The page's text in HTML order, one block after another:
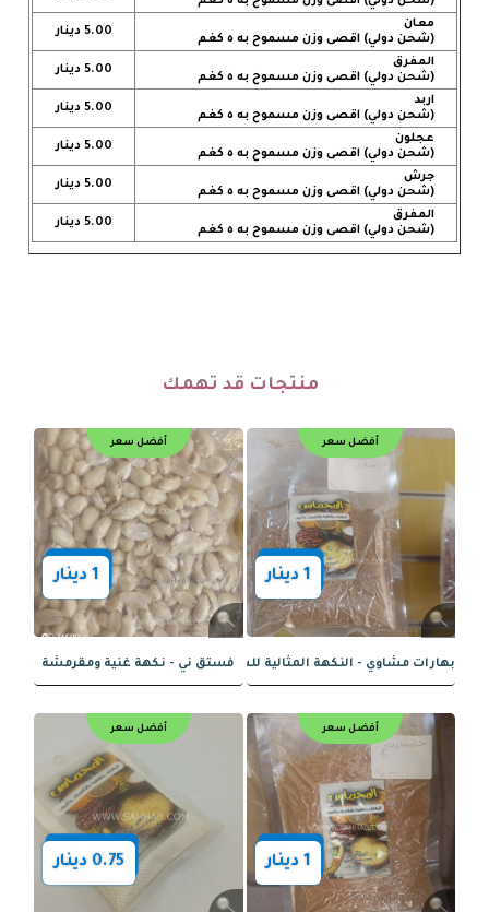
معان
(شحن دولي) اقصى وزن مسموح به ٥ كغم
5.00 دينار
المفرق
(شحن دولي) اقصى وزن مسموح به ٥ كغم
5.00 دينار
اربد
(شحن دولي) اقصى وزن مسموح به ٥ كغم
5.00 دينار
عجلون
(شحن دولي) اقصى وزن مسموح به ٥ كغم
5.00 دينار
جرش
(شحن دولي) اقصى وزن مسموح به ٥ كغم
5.00 دينار
المفرق
(شحن دولي) اقصى وزن مسموح به ٥ كغم
5.00 دينار
منتجات قد تهمك
أفضل سعر أفضل سعر